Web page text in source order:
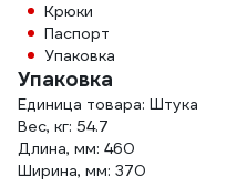
Крюки
Паспорт
Упаковка
Упаковка
Единица товара: Штука
Вес, кг: 54.7
Длина, мм: 460
Ширина, мм: 370